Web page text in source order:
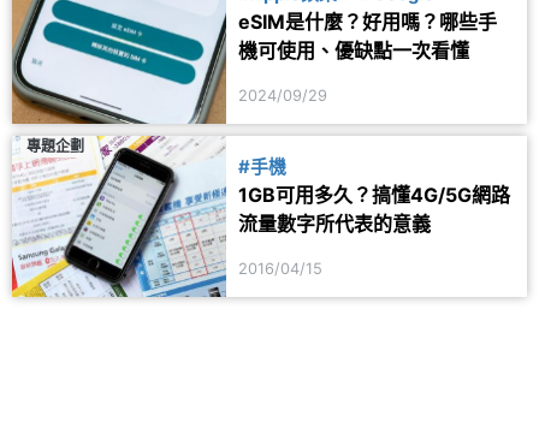
eSIM是什麼？好用嗎？哪些手
機可使用、優缺點一次看懂
2024/09/29
專題企劃
#手機
1GB可用多久？搞懂4G/5G網路
流量數字所代表的意義
2016/04/15